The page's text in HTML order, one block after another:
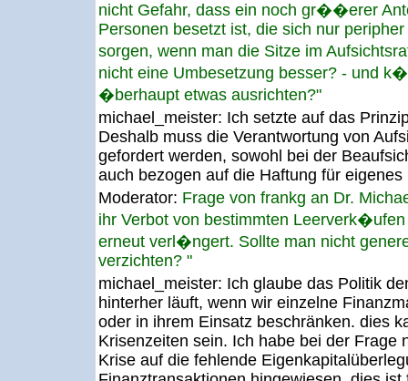
nicht Gefahr, dass ein noch gr��erer
Personen besetzt ist, die sich nur
sorgen, wenn man die Sitze im
nicht eine Umbesetzung besser? - und
�berhaupt etwas ausrichten?"
michael_meister: Ich setzte auf das
Deshalb muss die Verantwortung von
gefordert werden, sowohl bei der
auch bezogen auf die Haftung für
Moderator: Frage von frankg an Dr.
ihr Verbot von bestimmten
erneut verl�ngert. Sollte man nicht
verzichten? "
michael_meister: Ich glaube das Politik
hinterher läuft, wenn wir einzelne
oder in ihrem Einsatz beschränken. dies
Krisenzeiten sein. Ich habe bei der Frage
Krise auf die fehlende